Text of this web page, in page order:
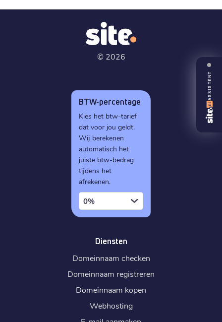
© 2026
BTW-percentage
Kies het btw-tarief
dat voor jou geldt.
Wij berekenen
automatisch het
juiste btw-bedrag
tijdens het
afrekenen.
0%
Diensten
Domeinnaam checken
Domeinnaam registreren
Domeinnaam kopen
Webhosting
ASSISTENT